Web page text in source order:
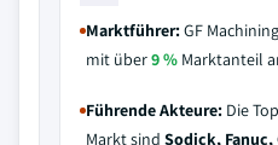
Marktführer:GF
mit über9 % Marktanteil
Führende Akteure: Die
Markt sind Sodick,